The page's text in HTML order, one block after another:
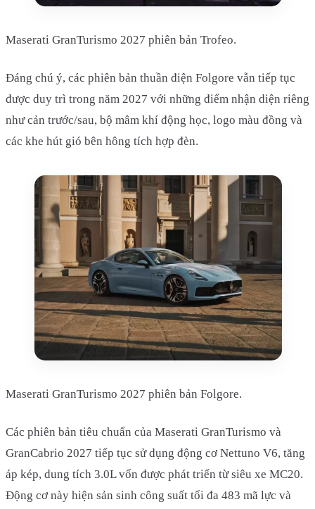
Maserati GranTurismo 2027 phiên bản Trofeo.
Đáng chú ý, các phiên bản thuần điện Folgore vẫn tiếp tục
được duy trì trong năm 2027 với những điểm nhận diện riêng
như cản trước/sau, bộ mâm khí động học, logo màu đồng và
các khe hút gió bên hông tích hợp đèn.
Maserati GranTurismo 2027 phiên bản Folgore.
Các phiên bản tiêu chuẩn của Maserati GranTurismo và
GranCabrio 2027 tiếp tục sử dụng động cơ Nettuno V6, tăng
áp kép, dung tích 3.0L vốn được phát triển từ siêu xe MC20.
Động cơ này hiện sản sinh công suất tối đa 483 mã lực và